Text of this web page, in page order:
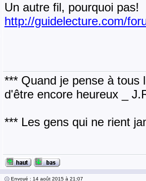
Un autre fil, pourquoi pas!
http://guidelecture.com/
*** Quand je pense à tous
d'être encore heureux _
*** Les gens qui ne rient
Envoyé : 14 août 2015 à 21:07